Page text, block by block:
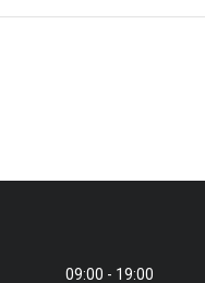
09:00
19:00